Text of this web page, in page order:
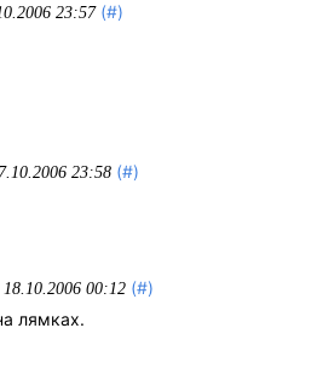
23:57 (#)
23:58 (#)
18.10.2006 00:12 (#)
лямках.